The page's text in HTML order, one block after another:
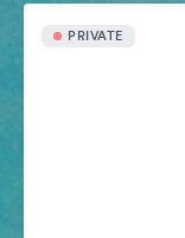
PRIVATE